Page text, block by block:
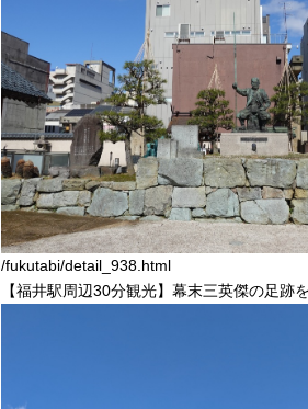
/fukutabi/detail_938.html
【福井駅周辺30分観光】幕末三英傑の足跡